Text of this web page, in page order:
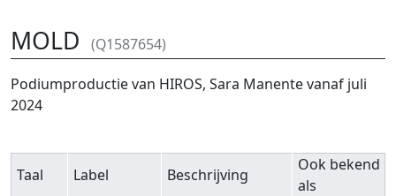
MOLD (Q1587654)
Ga naar:navigatie,zoeken
Podiumproductie van HIROS, Sara Manente vanaf juli
2024
Taal Label Beschrijving
Ook bekend
als